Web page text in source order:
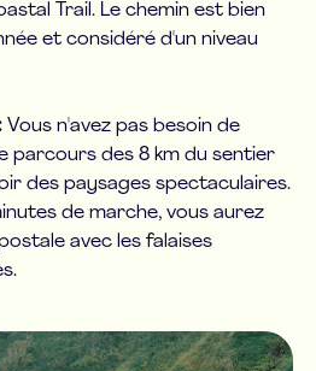
Trail. Le chemin est bien
et considéré d'un niveau
Vous n'avez pas besoin de
parcours des 8 km du sentier
des paysages spectaculaires.
de marche, vous aurez
avec les falaises